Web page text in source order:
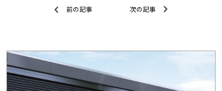
前の記事 次の記事